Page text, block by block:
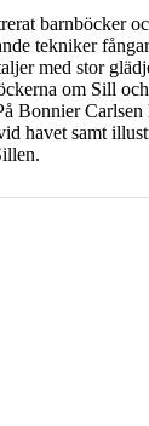
barnböcker
tekniker
med stor
om Sill
Bonnier
havet samt